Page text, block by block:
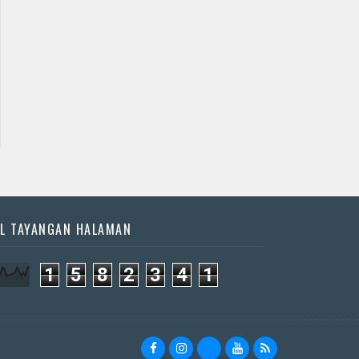
TAYANGAN HALAMAN
1 5 8 2 3 4 1